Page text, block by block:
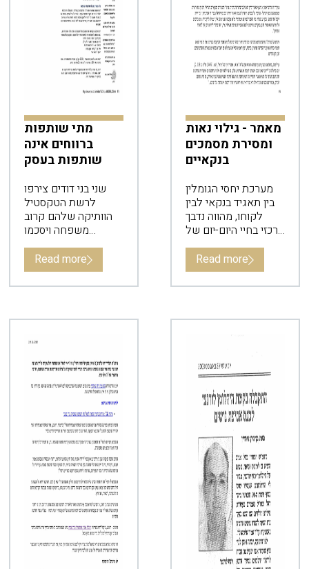
מתי שותפות
ברווחים אינה
שותפות בעסק
שני בני דודים צירפו
לרשת הטקסטיל
הוותיקה שלהם קרוב
משפחה ויסכמו
שיקבל את משכורתו
Read more
מאמר - גילוי נאות
ומסירת מסמכים
בנקאיים
מערכת יחסי הגומלין
בין תאגיד בנקאי לבין
לקוחו, מהווה נדבך
מרכזי בחיי היום-יום של
כולנו, בין אם בחיינו
הפרטיים ובין אם
במסגרת פעילותנו
המסחרית ו/או
Read more